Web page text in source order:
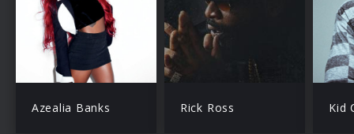
Azealia Banks Rick Ross Kid